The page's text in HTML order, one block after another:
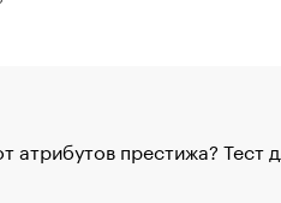
атрибутов престижа? Тест